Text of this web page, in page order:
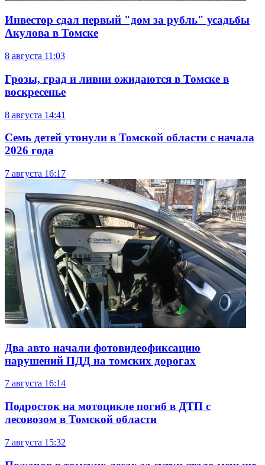
Инвестор сдал первый "дом за рубль" усадьбы
Акулова в Томске
8 августа 11:03
Грозы, град и ливни ожидаются в Томске в
воскресенье
8 августа 14:41
Семь детей утонули в Томской области с начала
2026 года
7 августа 16:17
Два авто начали фотовидеофиксацию
нарушений ПДД на томских дорогах
7 августа 16:14
Подросток на мотоцикле погиб в ДТП с
лесовозом в Томской области
7 августа 15:32